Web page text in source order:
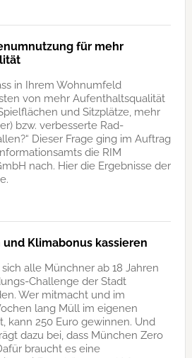
für mehr
in Ihrem Wohnumfeld
von mehr Aufenthaltsqualität
und Sitzplätze, mehr
bzw. verbesserte Rad-
Dieser Frage ging im Auftrag
die RIM
nach. Hier die Ergebnisse der
Klimabonus kassieren
alle Münchner ab 18 Jahren
Challenge der Stadt
Wer mitmacht und im
lang Müll im eigenen
kann 250 Euro gewinnen. Und
dazu bei, dass München Zero
braucht es eine